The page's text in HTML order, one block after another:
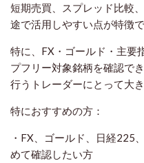
短期売買、スプレッド比較
途で活用しやすい点が特徴で
特に、FX・ゴールド・主要
プフリー対象銘柄を確認で
行うトレーダーにとって大
特におすすめの方：
・FX、ゴールド、日経225
めて確認したい方